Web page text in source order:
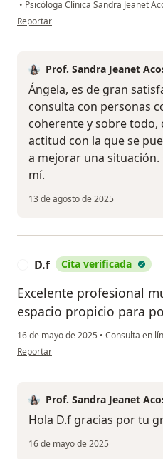
• Psicóloga Clínica Sandra Jeanet
en opinión del usuario Angela
Reportar
Prof. Sandra Jeanet
Ángela, es de gran
consulta con personas
coherente y sobre todo,
actitud con la que se
a mejorar una
mí.
13 de agosto de 2025
D.f Cita verificada
Excelente profesional
espacio propicio para
16 de mayo de 2025 • Consulta en
en opinión del usuario D.f
Reportar
Prof. Sandra Jeanet
Hola D.f gracias por tu
16 de mayo de 2025